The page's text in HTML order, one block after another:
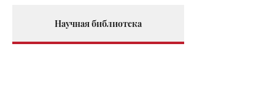
Научная библиотека